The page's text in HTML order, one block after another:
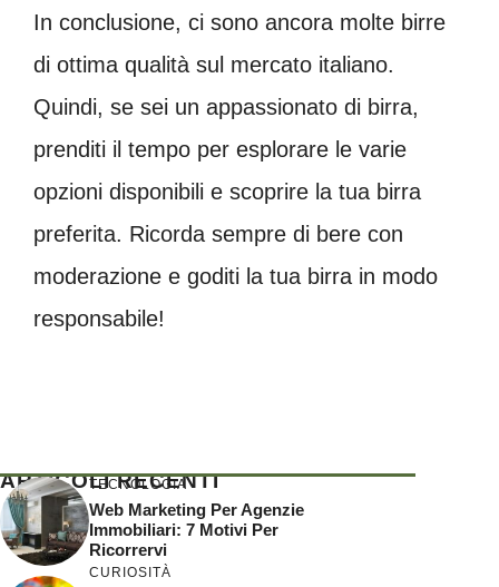
In conclusione, ci sono ancora molte birre
di ottima qualità sul mercato italiano.
Quindi, se sei un appassionato di birra,
prenditi il tempo per esplorare le varie
opzioni disponibili e scoprire la tua birra
preferita. Ricorda sempre di bere con
moderazione e goditi la tua birra in modo
responsabile!
ARTICOLI RECENTI
TECNOLOGIA
Web Marketing Per Agenzie
Immobiliari: 7 Motivi Per
Ricorrervi
CURIOSITÀ